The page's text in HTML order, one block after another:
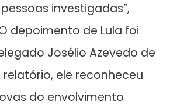
investigadas”,
depoimento de Lula foi
Josélio Azevedo de
relatório, ele reconheceu
do envolvimento